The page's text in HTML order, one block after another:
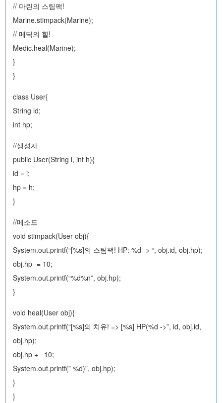
// 마린의 스팀팩!
Marine.stimpack(Marine);
// 메딕의 힐!
Medic.heal(Marine);
}
}
class User{
String id;
int hp;
//생성자
public User(String i, int h){
id = i;
hp = h;
}
//메소드
void stimpack(User obj){
System.out.printf(“[%s]의 스팀팩! HP: %d -> “, obj.id, obj.hp);
obj.hp -= 10;
System.out.printf(“%d%n”, obj.hp);
}
void heal(User obj){
System.out.printf(“[%s]의 치유! => [%s] HP(%d ->”, id, obj.id,
obj.hp);
obj.hp += 10;
System.out.printf(” %d)”, obj.hp);
}
}